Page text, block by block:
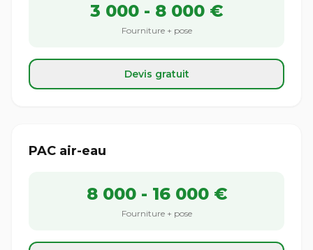
3 000 - 8 000 €
Fourniture + pose
Devis gratuit
PAC air-eau
8 000 - 16 000 €
Fourniture + pose